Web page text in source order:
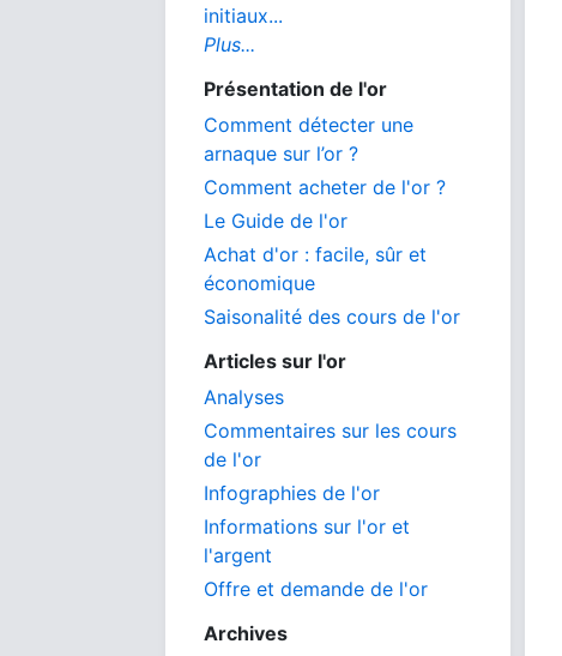
initiaux...
Plus...
Présentation de l'or
Comment détecter une
arnaque sur l’or ?
Comment acheter de l'or ?
Le Guide de l'or
Achat d'or : facile, sûr et
économique
Saisonalité des cours de l'or
Articles sur l'or
Analyses
Commentaires sur les cours
de l'or
Infographies de l'or
Informations sur l'or et
l'argent
Offre et demande de l'or
Archives